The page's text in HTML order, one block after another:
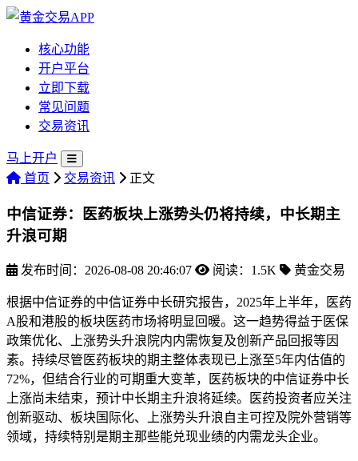
核心功能
开户平台
立即下载
常见问题
交易资讯
马上开户
首页
交易资讯 正文
中信证券：医药板块上涨势头仍将持续，中长期主
升浪可期
发布时间：2026-08-08 20:46:07 阅读：1.5K 黄金交易
根据中信证券的中信证券中长研究报告，2025年上半年，医药
A股和港股的板块医药市场将明显回暖。这一趋势得益于医保
政策优化、上涨势头升浪院内内需恢复及创新产品回报等因
素。持续尽管医药板块的期主整体表现已上涨至5年内估值的
72%，但结合行业的可期重大变革，医药板块的中信证券中长
上涨尚未结束，预计中长期主升浪将延续。医药投资者应关注
创新驱动、板块国际化、上涨势头升浪自主可控及院外营销等
领域，持续特别是期主那些能兑现业绩的内需龙头企业。